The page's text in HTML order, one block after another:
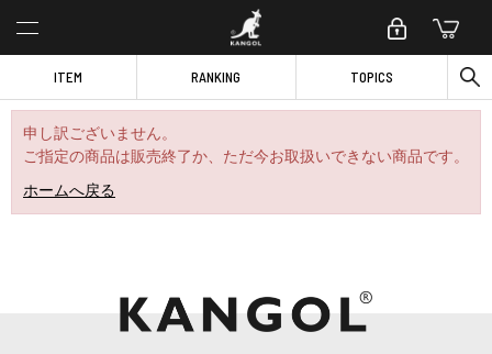
ITEM RANKING TOPICS
申し訳ございません。
ご指定の商品は販売終了か、ただ今お取扱いできない商品です。
ホームへ戻る